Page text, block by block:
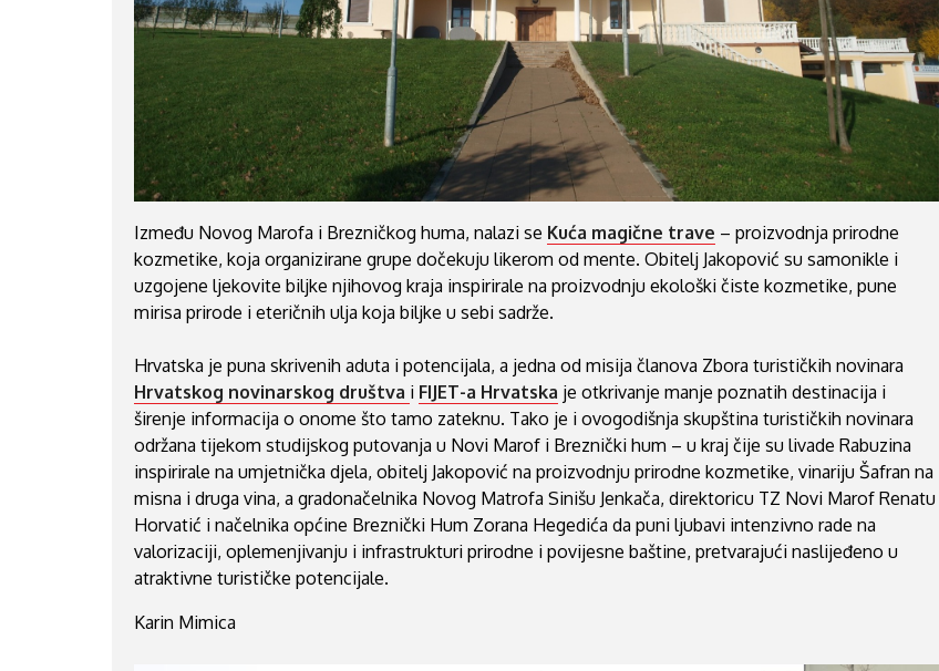
Između Novog Marofa i Brezničkog huma, nalazi se Kuća magične trave – proizvodnja prirodne
kozmetike, koja organizirane grupe dočekuju likerom od mente. Obitelj Jakopović su samonikle i
uzgojene ljekovite biljke njihovog kraja inspirirale na proizvodnju ekološki čiste kozmetike, pune
mirisa prirode i eteričnih ulja koja biljke u sebi sadrže.
Hrvatska je puna skrivenih aduta i potencijala, a jedna od misija članova Zbora turističkih novinara
Hrvatskog novinarskog društva i FIJET-a Hrvatska je otkrivanje manje poznatih destinacija i
širenje informacija o onome što tamo zateknu. Tako je i ovogodišnja skupština turističkih novinara
održana tijekom studijskog putovanja u Novi Marof i Breznički hum – u kraj čije su livade Rabuzina
inspirirale na umjetnička djela, obitelj Jakopović na proizvodnju prirodne kozmetike, vinariju Šafran na
misna i druga vina, a gradonačelnika Novog Matrofa Sinišu Jenkača, direktoricu TZ Novi Marof Renatu
Horvatić i načelnika općine Breznički Hum Zorana Hegedića da puni ljubavi intenzivno rade na
valorizaciji, oplemenjivanju i infrastrukturi prirodne i povijesne baštine, pretvarajući naslijeđeno u
atraktivne turističke potencijale.
Karin Mimica